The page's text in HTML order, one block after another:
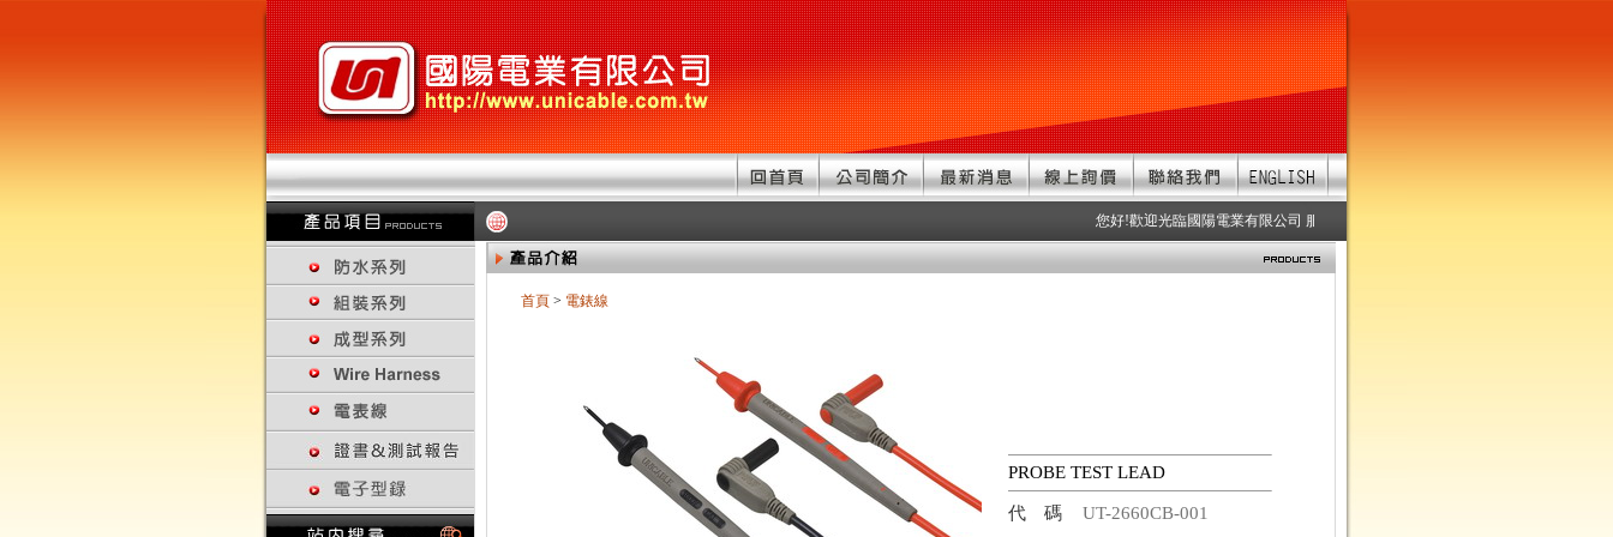
您好!歡迎光臨國陽電業有限公司 服務項目：防水連接器、防水接頭、防水連接
首頁 > 電錶線
PROBE TEST LEAD
代碼 UT-2660CB-001